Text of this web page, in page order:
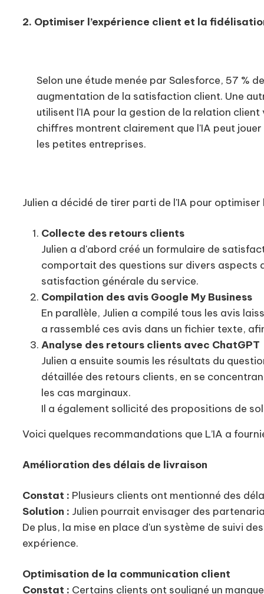
2. Optimiser l’expérience client et la
Selon une étude menée par Salesforce, 57 %
augmentation de la satisfaction client. Une
utilisent l'IA pour la gestion de la relation
chiffres montrent clairement que l'IA peut
les petites entreprises.
Julien a décidé de tirer parti de l'IA pour
Collecte des retours clients
Julien a d'abord créé un formulaire de
comportait des questions sur divers aspects
satisfaction générale du service.
Compilation des avis Google My Business
En parallèle, Julien a compilé tous les avis
a rassemblé ces avis dans un fichier texte,
Analyse des retours clients avec ChatGPT
Julien a ensuite soumis les résultats du
détaillée des retours clients, en se
les cas marginaux.
Il a également sollicité des propositions de
Voici quelques recommandations que L’IA a
Amélioration des délais de livraison
Constat : Plusieurs clients ont mentionné des
Solution : Julien pourrait envisager des
De plus, la mise en place d'un système de suivi
expérience.
Optimisation de la communication client
Constat : Certains clients ont souligné un